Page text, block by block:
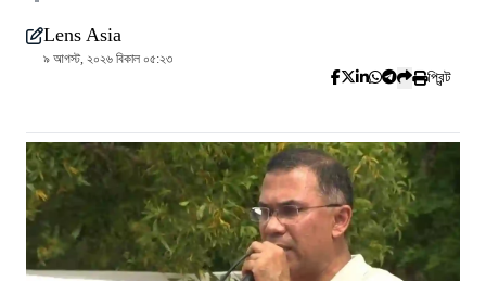
Lens Asia
৯ আগস্ট, ২০২৬ বিকাল ০৫:২৩
প্রিন্ট